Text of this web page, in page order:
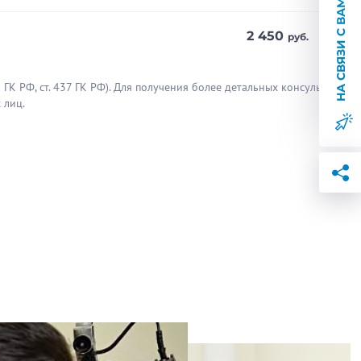
квалификации:
Пирогова» по программе
профпригодности.
2 450 руб.
РФ, cт. 437 ГК РФ). Для получения более детальных консультаций
лиц.
НА СВЯЗИ С ВАМИ